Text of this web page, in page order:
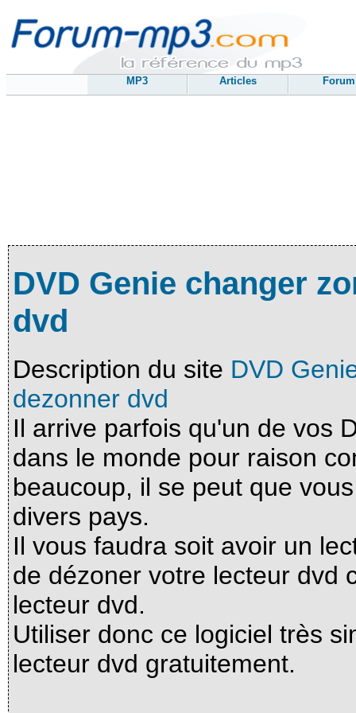
MP3 Articles Forum
DVD Genie changer
dvd
Description du site DVD
dezonner dvd
Il arrive parfois qu'un de vos
dans le monde pour raison
beaucoup, il se peut que
divers pays.
Il vous faudra soit avoir un
de dézoner votre lecteur dvd
lecteur dvd.
Utiliser donc ce logiciel très
lecteur dvd gratuitement.